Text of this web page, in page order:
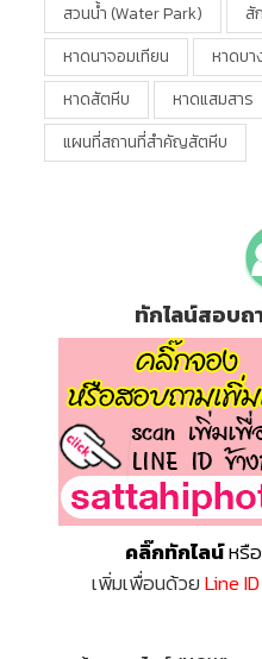
สวนน้ำ (water Park)
สั
หาดนาจอมเทียน
หาดบา
หาดสัตหีบ
หาดแสมสาร
แผนที่สถานที่สำคัญสัตหีบ
ทักไลน์สอบ
คลิ๊กทักไลน์หรื
เพิ่มเพื่อนด้วยLine